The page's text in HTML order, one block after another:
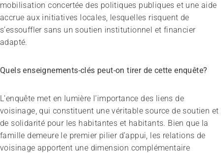
mobilisation concertée des politiques publiques et une aide
accrue aux initiatives locales, lesquelles risquent de
s’essouffler sans un soutien institutionnel et financier
adapté.
Quels enseignements-clés peut-on tirer de cette enquête?
L’enquête met en lumière l’importance des liens de
voisinage, qui constituent une véritable source de soutien et
de solidarité pour les habitantes et habitants. Bien que la
famille demeure le premier pilier d’appui, les relations de
voisinage apportent une dimension complémentaire